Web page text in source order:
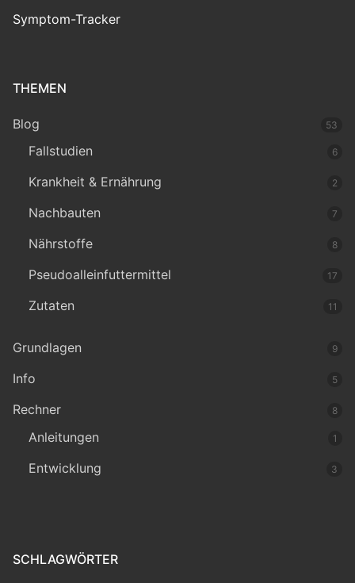
Symptom-Tracker
THEMEN
Blog 53
Fallstudien 6
Krankheit & Ernährung 2
Nachbauten 7
Nährstoffe 8
Pseudoalleinfuttermittel 17
Zutaten 11
Grundlagen 9
Info 5
Rechner 8
Anleitungen 1
Entwicklung 3
SCHLAGWÖRTER